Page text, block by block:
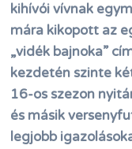
kihívói vívnak
mára kikopott az
„vidék bajnoka”
kezdetén szinte
16-os szezon
és másik
legjobb